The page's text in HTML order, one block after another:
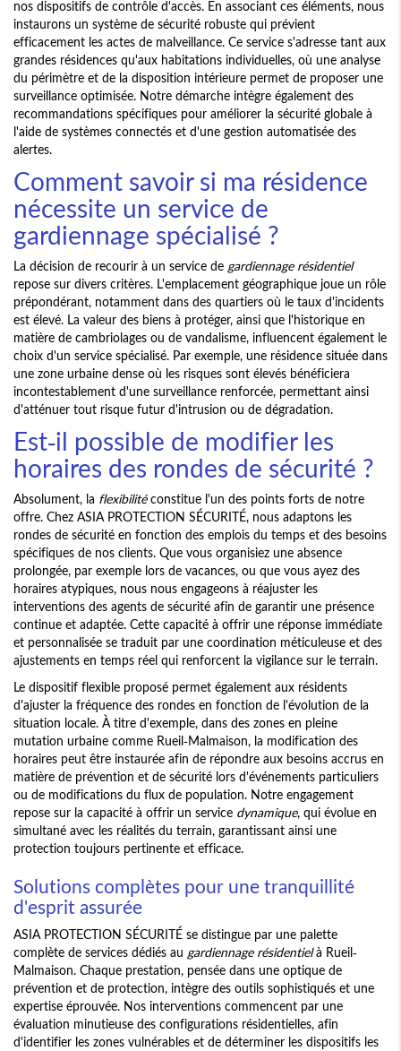
nos dispositifs de contrôle d'accès. En associant ces éléments, nous
instaurons un système de sécurité robuste qui prévient
efficacement les actes de malveillance. Ce service s'adresse tant aux
grandes résidences qu'aux habitations individuelles, où une analyse
du périmètre et de la disposition intérieure permet de proposer une
surveillance optimisée. Notre démarche intègre également des
recommandations spécifiques pour améliorer la sécurité globale à
l'aide de systèmes connectés et d'une gestion automatisée des
alertes.
Comment savoir si ma résidence
nécessite un service de
gardiennage spécialisé ?
La décision de recourir à un service de gardiennage résidentiel
repose sur divers critères. L'emplacement géographique joue un rôle
prépondérant, notamment dans des quartiers où le taux d'incidents
est élevé. La valeur des biens à protéger, ainsi que l'historique en
matière de cambriolages ou de vandalisme, influencent également le
choix d'un service spécialisé. Par exemple, une résidence située dans
une zone urbaine dense où les risques sont élevés bénéficiera
incontestablement d'une surveillance renforcée, permettant ainsi
d'atténuer tout risque futur d'intrusion ou de dégradation.
Est-il possible de modifier les
horaires des rondes de sécurité ?
Absolument, la flexibilitéconstitue l'un des points forts de notre
offre. Chez ASIA PROTECTION SÉCURITÉ, nous adaptons les
rondes de sécurité en fonction des emplois du temps et des besoins
spécifiques de nos clients. Que vous organisiez une absence
prolongée, par exemple lors de vacances, ou que vous ayez des
horaires atypiques, nous nous engageons à réajuster les
interventions des agents de sécurité afin de garantir une présence
continue et adaptée. Cette capacité à offrir une réponse immédiate
et personnalisée se traduit par une coordination méticuleuse et des
ajustements en temps réel qui renforcent la vigilance sur le terrain.
Le dispositif flexible proposé permet également aux résidents
d'ajuster la fréquence des rondes en fonction de l'évolution de la
situation locale. À titre d'exemple, dans des zones en pleine
mutation urbaine comme Rueil-Malmaison, la modification des
horaires peut être instaurée afin de répondre aux besoins accrus en
matière de prévention et de sécurité lors d'événements particuliers
ou de modifications du flux de population. Notre engagement
repose sur la capacité à offrir un service dynamique, qui évolue en
simultané avec les réalités du terrain, garantissant ainsi une
protection toujours pertinente et efficace.
Solutions complètes pour une tranquillité
d'esprit assurée
ASIA PROTECTION SÉCURITÉ se distingue par une palette
complète de services dédiés au gardiennage résidentielà Rueil-
Malmaison. Chaque prestation, pensée dans une optique de
prévention et de protection, intègre des outils sophistiqués et une
expertise éprouvée. Nos interventions commencent par une
évaluation minutieuse des configurations résidentielles, afin
d'identifier les zones vulnérables et de déterminer les dispositifs les